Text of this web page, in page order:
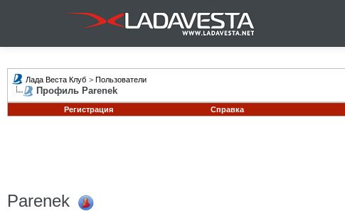
Лада Веста Клуб > Пользователи
Профиль Parenek
Регистрация
Справка
Parenek